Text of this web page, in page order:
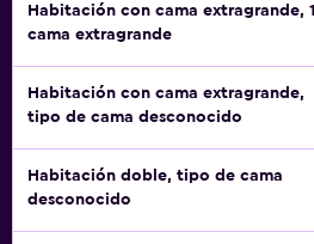
Habitación con cama extragrande, 1
cama extragrande
Habitación con cama extragrande,
tipo de cama desconocido
Habitación doble, tipo de cama
desconocido